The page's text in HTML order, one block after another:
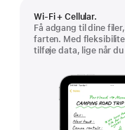
Wi-Fi + Cellular.
Få adgang til dine
farten. Med
tilføje data, lige når